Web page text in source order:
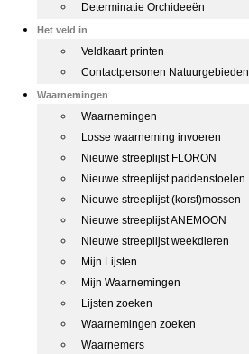
Determinatie Orchideeën
Het veld in
Veldkaart printen
Contactpersonen Natuurgebieden
Waarnemingen
Waarnemingen
Losse waarneming invoeren
Nieuwe streeplijst FLORON
Nieuwe streeplijst paddenstoelen
Nieuwe streeplijst (korst)mossen
Nieuwe streeplijst ANEMOON
Nieuwe streeplijst weekdieren
Mijn Lijsten
Mijn Waarnemingen
Lijsten zoeken
Waarnemingen zoeken
Waarnemers